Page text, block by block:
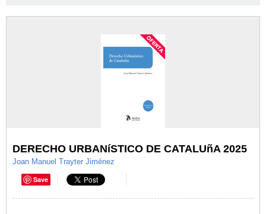
DERECHO URBANíSTICO DE CATALUñA 2025
Joan Manuel Trayter Jiménez
Save